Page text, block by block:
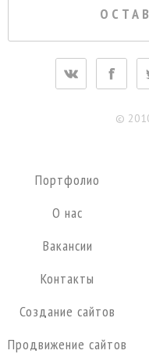
©
Портфолио
О нас
Вакансии
Контакты
Создание сайтов
Продвижение сайтов